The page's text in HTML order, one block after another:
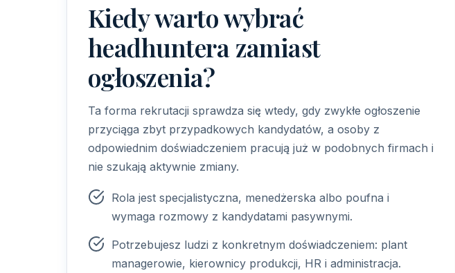
Kiedy warto wybrać
headhuntera zamiast
ogłoszenia?
Ta forma rekrutacji sprawdza się wtedy, gdy zwykłe ogłoszenie
przyciąga zbyt przypadkowych kandydatów, a osoby z
odpowiednim doświadczeniem pracują już w podobnych firmach i
nie szukają aktywnie zmiany.
Rola jest specjalistyczna, menedżerska albo poufna i
wymaga rozmowy z kandydatami pasywnymi.
Potrzebujesz ludzi z konkretnym doświadczeniem: plant
managerowie, kierownicy produkcji, HR i administracja.